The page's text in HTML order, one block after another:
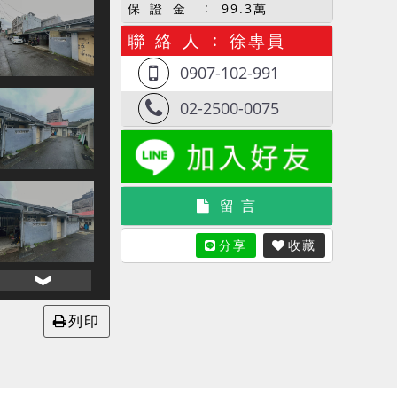
列印
保 證 金 99.3萬
聯 絡 人 徐專員
0907-102-991
02-2500-0075
留 言
分享 收藏